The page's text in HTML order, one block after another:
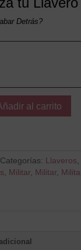
Detrás?
al carrito
Categorías: Llaveros
Militar, Militar,